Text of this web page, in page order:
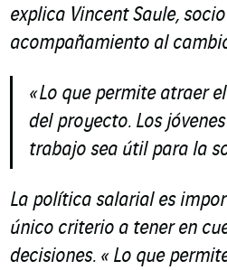
explica Vincent Saule,
acompañamiento al
« Lo que permite atraer
del proyecto. Los
trabajo sea útil para la
La política salarial es
único criterio a tener en
decisiones. « Lo que